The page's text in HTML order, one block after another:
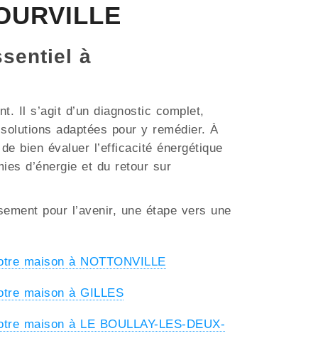
à
Il s’agit d’un diagnostic complet,
adaptées pour y remédier. À
bien évaluer l’efficacité énergétique
d’énergie et du retour sur
pour l’avenir, une étape vers une
maison à NOTTONVILLE
maison à GILLES
maison à LE BOULLAY-LES-DEUX-